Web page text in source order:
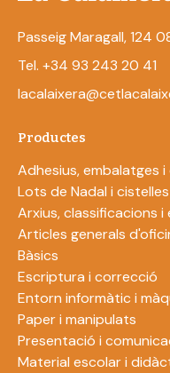
Passeig Maragall, 124
Tel. +34 93 243 20 41
Productes
Adhesius, embalatges
Lots de Nadal i
Arxius, classificacions
Articles generals
Bàsics
Escriptura i correcció
Entorn informàtic i
Paper i manipulats
Presentació i
Material escolar i